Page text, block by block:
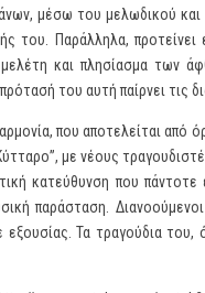
μέσω του μελωδικού
Παράλληλα, προτείνει
και πλησίασμα των
του αυτή παίρνει τις
που αποτελείται από
με νέους
κατεύθυνση που
παράσταση.
Τα τραγούδια του,